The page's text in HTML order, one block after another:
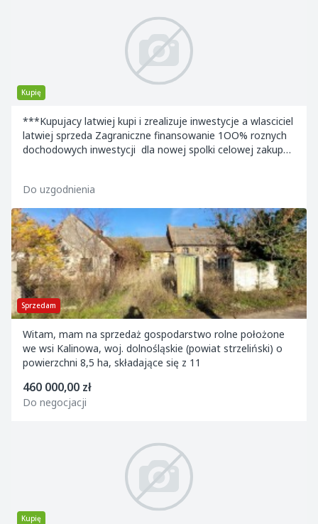
Kupię
***Kupujacy latwiej kupi i zrealizuje inwestycje a wlasciciel
latwiej sprzeda Zagraniczne finansowanie 1OO% roznych
dochodowych inwestycji dla nowej spolki celowej zakup
Do uzgodnienia
Sprzedam
Witam, mam na sprzedaż gospodarstwo rolne położone
we wsi Kalinowa, woj. dolnośląskie (powiat strzeliński) o
powierzchni 8,5 ha, składające się z 11
460 000,00 zł
Do negocjacji
Kupię